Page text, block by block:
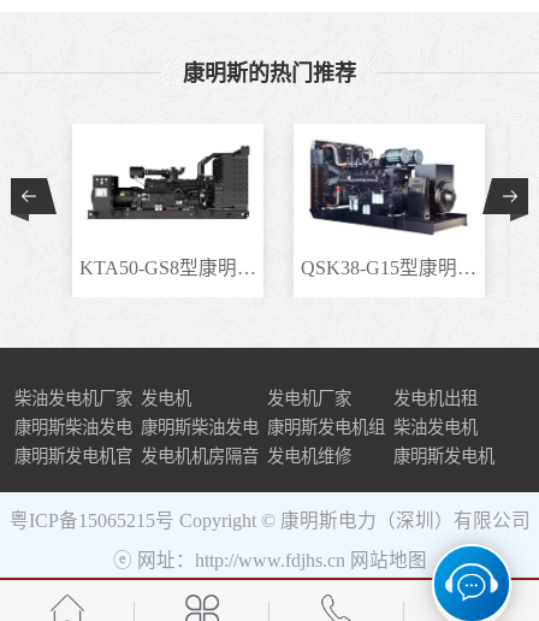
康明斯的热门推荐
KTA50-GS8型康明斯柴.. QSK38-G15型康明斯柴..
柴油发电机厂家 发电机 发电机厂家
发电机出租
康明斯柴油发电
机组
康明斯柴油发电
机
康明斯发电机组 柴油发电机
康明斯发电机官 发电机机房隔音 发电机维修 康明斯发电机
粤ICP备15065215号 Copyright © 康明斯电力（深圳）有限公司
ⓔ 网址：http://www.fdjhs.cn 网站地图